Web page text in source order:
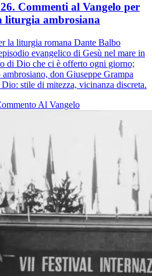
Commenti al Vangelo per
liturgia ambrosiana
la liturgia romana Dante Balbo
evangelico di Gesù nel mare in
di Dio che ci è offerto ogni giorno;
don Giuseppe Grampa
stile di mitezza, vicinanza discreta.
Al Vangelo